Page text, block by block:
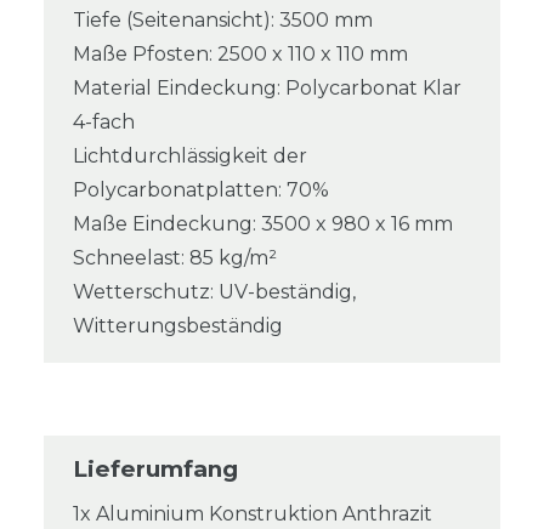
Tiefe (Seitenansicht): 3500 mm
Maße Pfosten: 2500 x 110 x 110 mm
Material Eindeckung: Polycarbonat Klar
4-fach
Lichtdurchlässigkeit der
Polycarbonatplatten: 70%
Maße Eindeckung: 3500 x 980 x 16 mm
Schneelast: 85 kg/m²
Wetterschutz: UV-beständig,
Witterungsbeständig
Lieferumfang
1x Aluminium Konstruktion Anthrazit